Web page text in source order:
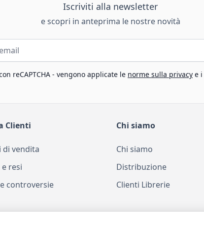
Iscriviti alla newsletter
e scopri in anteprima le nostre novità
reCAPTCHA - vengono applicate le norme sulla privacy e i
Clienti
di vendita
resi
controversie
Chi siamo
Chi siamo
Distribuzione
Clienti Librerie